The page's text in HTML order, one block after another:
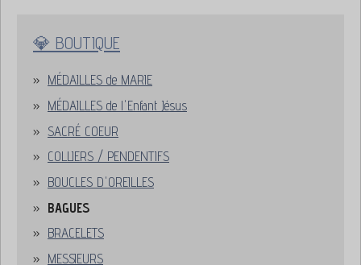
💎 BOUTIQUE
MÉDAILLES de MARIE
MÉDAILLES de l'Enfant Jésus
SACRÉ COEUR
COLLIERS / PENDENTIFS
BOUCLES D'OREILLES
BAGUES
BRACELETS
MESSIEURS